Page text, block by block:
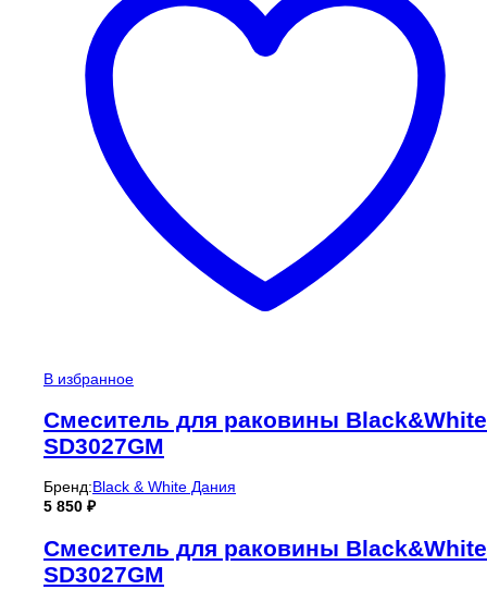
В избранное
Смеситель для раковины Black&White
SD3027GM
Бренд:Black & White Дания
5 850 ₽
Смеситель для раковины Black&White
SD3027GM